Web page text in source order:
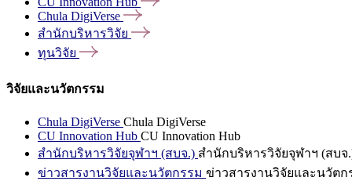
Chula DigiVerse
สำนักบริหารวิจัย
ทุนวิจัย
วิจัยและนวัตกรรม
Chula DigiVerse Chula DigiVerse
CU Innovation Hub CU Innovation Hub
สำนักบริหารวิจัยจุฬาฯ (สบจ.) สำนักบริหารวิจัยจุฬาฯ (สบจ
ข่าวสารงานวิจัยและนวัตกรรม ข่าวสารงานวิจัยและนวัตก